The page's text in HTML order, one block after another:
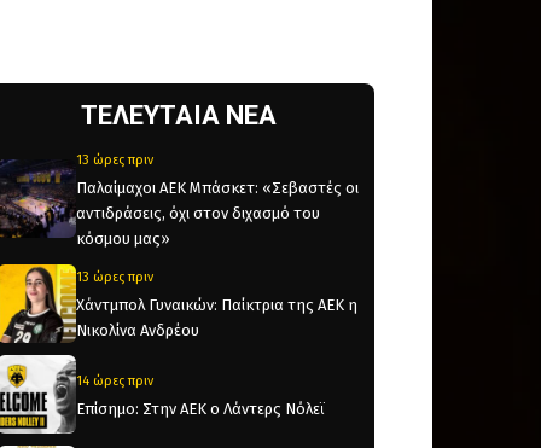
ΤΕΛΕΥΤΑΙΑ ΝΕΑ
13 ώρες πριν
Παλαίμαχοι ΑΕΚ Μπάσκετ: «Σεβαστές οι
αντιδράσεις, όχι στον διχασμό του
κόσμου μας»
13 ώρες πριν
Χάντμπολ Γυναικών: Παίκτρια της ΑΕΚ η
Νικολίνα Ανδρέου
14 ώρες πριν
Επίσημο: Στην ΑΕΚ ο Λάντερς Νόλεϊ